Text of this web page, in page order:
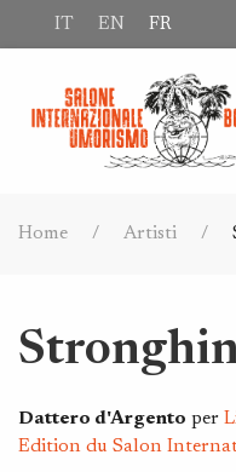
IT EN FR
Home Artisti
Dattero d'Argento per
Edition du Salon